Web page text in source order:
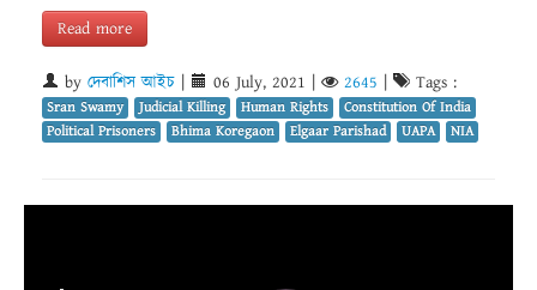
Read more
by দেবাশিস আইচ 06 July, 2021 2645 Tags :
Sran Swamy Judicial Killing Human Rights
Constitution Of India
Political Prisoners
Bhima Koregaon Elgaar Parishad UAPA NIA